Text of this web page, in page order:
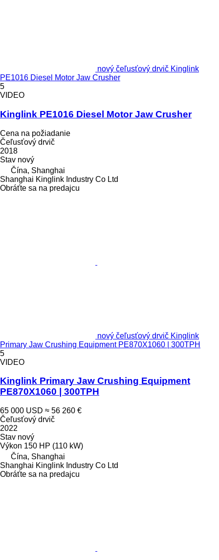
nový čeľusťový drvič Kinglink
PE1016 Diesel Motor Jaw Crusher
5
VIDEO
Kinglink PE1016 Diesel Motor Jaw Crusher
Cena na požiadanie
Čeľusťový drvič
2018
Stav nový
Čína, Shanghai
Shanghai Kinglink Industry Co Ltd
Obráťte sa na predajcu
nový čeľusťový drvič Kinglink
Primary Jaw Crushing Equipment PE870X1060 | 300TPH
5
VIDEO
Kinglink Primary Jaw Crushing Equipment
PE870X1060 | 300TPH
65 000 USD ≈ 56 260 €
Čeľusťový drvič
2022
Stav nový
Výkon 150 HP (110 kW)
Čína, Shanghai
Shanghai Kinglink Industry Co Ltd
Obráťte sa na predajcu